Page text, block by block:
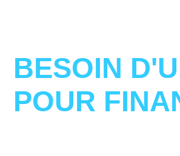
BESOIN
POUR